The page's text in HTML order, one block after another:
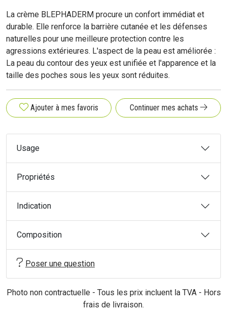
La crème BLEPHADERM procure un confort immédiat et
durable. Elle renforce la barrière cutanée et les défenses
naturelles pour une meilleure protection contre les
agressions extérieures. L'aspect de la peau est améliorée :
La peau du contour des yeux est unifiée et l'apparence et la
taille des poches sous les yeux sont réduites.
Ajouter à mes favoris Continuer mes achats
Usage
Propriétés
Indication
Composition
Poser une question
Photo non contractuelle - Tous les prix incluent la TVA - Hors
frais de livraison.